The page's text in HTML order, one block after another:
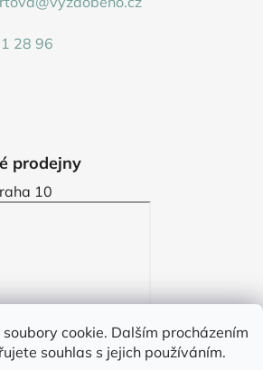
cookie. Dalším procházením
souhlas s jejich používáním.
28 96
prodejny
10